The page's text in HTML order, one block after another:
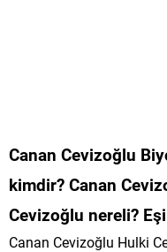
Canan Cevizoğlu
kimdir? Canan
Cevizoğlu nereli?
Canan Cevizoğlu Hulki